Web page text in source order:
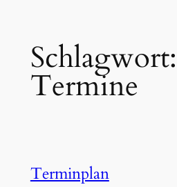
Inhalt
springenSchlagwort:
Termine
Terminplan